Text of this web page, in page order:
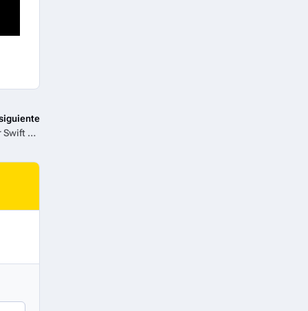
Film&Arts presenta de manera exclusiva la entrevista de Taylor Swift en The Graham Norton Show para toda Latinoamérica